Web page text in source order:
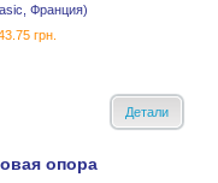
Франция)
грн.
Детали
опора